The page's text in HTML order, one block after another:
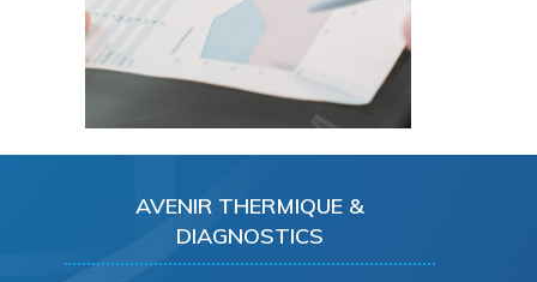
AVENIR THERMIQUE &
DIAGNOSTICS